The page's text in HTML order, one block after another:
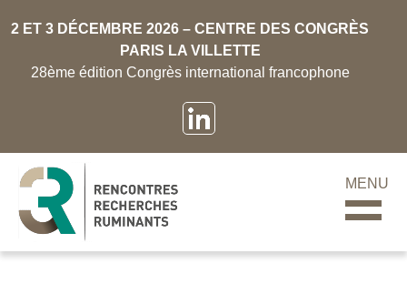
2 ET 3 DÉCEMBRE 2026 – CENTRE DES CONGRÈS
PARIS LA VILLETTE
28ème édition Congrès international francophone
MENU